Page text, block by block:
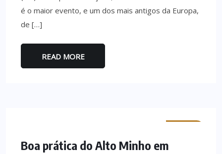
é o maior evento, e um dos mais antigos da Europa,
de […]
READ MORE
Boa prática do Alto Minho em